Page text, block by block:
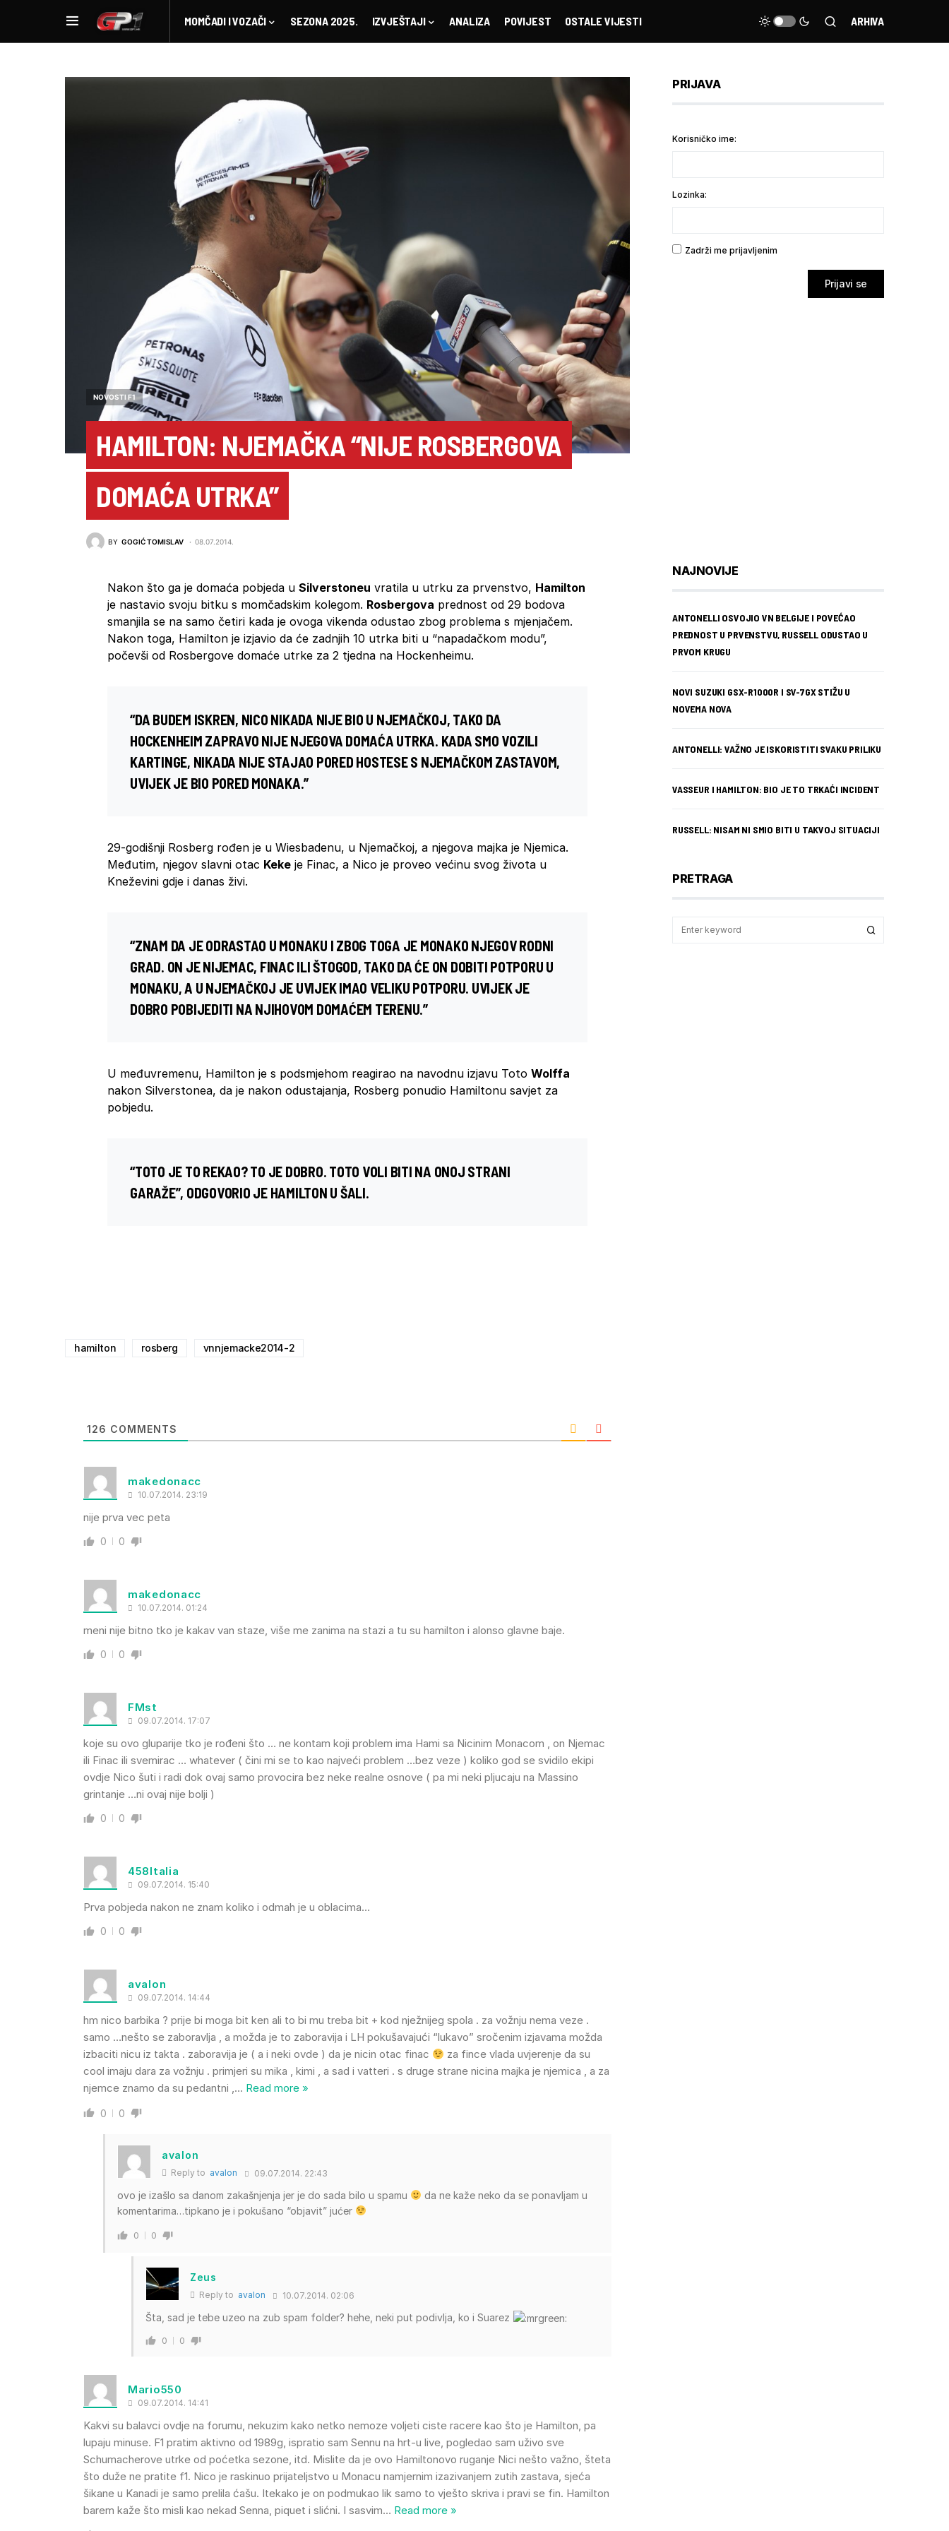
MOMČADI I VOZAČI SEZONA 2025. IZVJEŠTAJI ANALIZA POVIJEST OSTALE VIJESTI ARHIVA
NOVOSTI F1
HAMILTON: NJEMAČKA “NIJE ROSBERGOVA
DOMAĆA UTRKA”
BY GOGIĆ TOMISLAV 08.07.2014.
Nakon što ga je domaća pobjeda u Silverstoneu vratila u utrku za prvenstvo, Hamilton
je nastavio svoju bitku s momčadskim kolegom. Rosbergova prednost od 29 bodova
smanjila se na samo četiri kada je ovoga vikenda odustao zbog problema s mjenjačem.
Nakon toga, Hamilton je izjavio da će zadnjih 10 utrka biti u “napadačkom modu”,
počevši od Rosbergove domaće utrke za 2 tjedna na Hockenheimu.
“DA BUDEM ISKREN, NICO NIKADA NIJE BIO U NJEMAČKOJ, TAKO DA
HOCKENHEIM ZAPRAVO NIJE NJEGOVA DOMAĆA UTRKA. KADA SMO VOZILI
KARTINGE, NIKADA NIJE STAJAO PORED HOSTESE S NJEMAČKOM ZASTAVOM,
UVIJEK JE BIO PORED MONAKA.”
29-godišnji Rosberg rođen je u Wiesbadenu, u Njemačkoj, a njegova majka je Njemica.
Međutim, njegov slavni otac Keke je Finac, a Nico je proveo većinu svog života u
Kneževini gdje i danas živi.
“ZNAM DA JE ODRASTAO U MONAKU I ZBOG TOGA JE MONAKO NJEGOV RODNI
GRAD. ON JE NIJEMAC, FINAC ILI ŠTOGOD, TAKO DA ĆE ON DOBITI POTPORU U
MONAKU, A U NJEMAČKOJ JE UVIJEK IMAO VELIKU POTPORU. UVIJEK JE
DOBRO POBIJEDITI NA NJIHOVOM DOMAĆEM TERENU.”
U međuvremenu, Hamilton je s podsmjehom reagirao na navodnu izjavu Toto Wolffa
nakon Silverstonea, da je nakon odustajanja, Rosberg ponudio Hamiltonu savjet za
pobjedu.
“TOTO JE TO REKAO? TO JE DOBRO. TOTO VOLI BITI NA ONOJ STRANI
GARAŽE”, ODGOVORIO JE HAMILTON U ŠALI.
hamilton rosberg vnnjemacke2014-2
126 COMMENTS
makedonacc
10.07.2014. 23:19
nije prva vec peta
0 0
makedonacc
10.07.2014. 01:24
meni nije bitno tko je kakav van staze, više me zanima na stazi a tu su hamilton i alonso glavne baje.
0 0
FMst
09.07.2014. 17:07
koje su ovo gluparije tko je rođeni što … ne kontam koji problem ima Hami sa Nicinim Monacom , on Njemac
ili Finac ili svemirac … whatever ( čini mi se to kao najveći problem …bez veze ) koliko god se svidilo ekipi
ovdje Nico šuti i radi dok ovaj samo provocira bez neke realne osnove ( pa mi neki pljucaju na Massino
grintanje …ni ovaj nije bolji )
0 0
458Italia
09.07.2014. 15:40
Prva pobjeda nakon ne znam koliko i odmah je u oblacima…
0 0
avalon
09.07.2014. 14:44
hm nico barbika ? prije bi moga bit ken ali to bi mu treba bit + kod nježnijeg spola . za vožnju nema veze .
samo …nešto se zaboravlja , a možda je to zaboravija i LH pokušavajući “lukavo” sročenim izjavama možda
izbaciti nicu iz takta . zaboravija je ( a i neki ovde ) da je nicin otac finac
za fince vlada uvjerenje da su
cool imaju dara za vožnju . primjeri su mika , kimi , a sad i vatteri . s druge strane nicina majka je njemica , a za
njemce znamo da su pedantni ,… Read more »
0 0
avalon
Reply to avalon 09.07.2014. 22:43
ovo je izašlo sa danom zakašnjenja jer je do sada bilo u spamu
da ne kaže neko da se ponavljam u
komentarima…tipkano je i pokušano “objavit” jućer
0 0
Zeus
Reply to avalon 10.07.2014. 02:06
Šta, sad je tebe uzeo na zub spam folder? hehe, neki put podivlja, ko i Suarez
0 0
Mario550
09.07.2014. 14:41
Kakvi su balavci ovdje na forumu, nekuzim kako netko nemoze voljeti ciste racere kao što je Hamilton, pa
lupaju minuse. F1 pratim aktivno od 1989g, ispratio sam Sennu na hrt-u live, pogledao sam uživo sve
Schumacherove utrke od poćetka sezone, itd. Mislite da je ovo Hamiltonovo ruganje Nici nešto važno, šteta
što duže ne pratite f1. Nico je raskinuo prijateljstvo u Monacu namjernim izazivanjem zutih zastava, sjeća
šikane u Kanadi je samo prelila ćašu. Itekako je on podmukao lik samo to vješto skriva i pravi se fin. Hamilton
barem kaže što misli kao nekad Senna, piquet i slićni. I sasvim… Read more »
PRIJAVA
Korisničko ime:
Lozinka:
Zadrži me prijavljenim
Prijavi se
NAJNOVIJE
ANTONELLI OSVOJIO VN BELGIJE I POVEĆAO
PREDNOST U PRVENSTVU, RUSSELL ODUSTAO U
PRVOM KRUGU
NOVI SUZUKI GSX-R1000R I SV-7GX STIŽU U
NOVEMA NOVA
ANTONELLI: VAŽNO JE ISKORISTITI SVAKU PRILIKU
VASSEUR I HAMILTON: BIO JE TO TRKAĆI INCIDENT
RUSSELL: NISAM NI SMIO BITI U TAKVOJ SITUACIJI
PRETRAGA